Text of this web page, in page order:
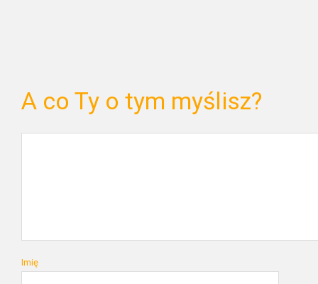
A co Ty o tym myślisz?
Imię